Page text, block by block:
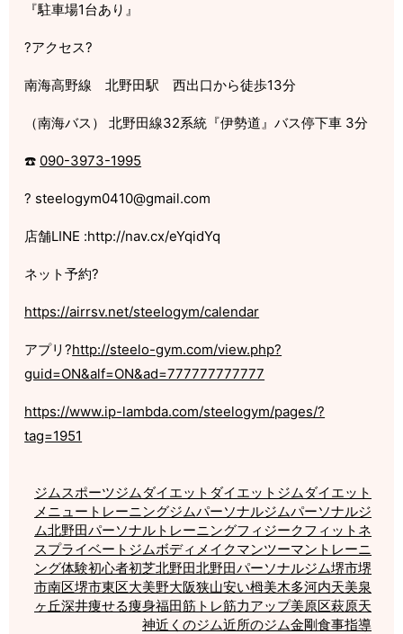
『駐車場1台あり』
?アクセス?
南海高野線 北野田駅 西出口から徒歩13分
（南海バス） 北野田線32系統『伊勢道』バス停下車 3分
☎️ 090-3973-1995
? steelogym0410@gmail.com
店舗LINE :http://nav.cx/eYqidYq
ネット予約?
https://airrsv.net/steelogym/calendar
アプリ?http://steelo-gym.com/view.php?
guid=ON&alf=ON&ad=777777777777
https://www.ip-lambda.com/steelogym/pages/?
tag=1951
ジムスポーツジムダイエット ダイエットジムダイエット
メニュー トレーニングジムパーソナルジムパーソナルジ
ム北野田パーソナルトレーニングフィジークフィットネ
スプライベートジムボディメイクマンツーマントレーニ
ング体験初心者初芝北野田北野田パーソナルジム堺市堺
市南区堺市東区大美野大阪狭山安い栂美木多河内天美泉
ヶ丘深井痩せる痩身福田筋トレ筋力アップ美原区萩原天
神近くのジム近所のジム金剛食事指導